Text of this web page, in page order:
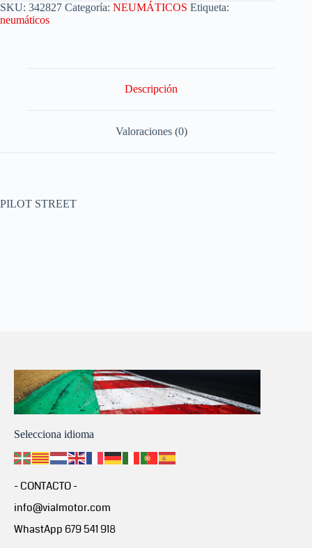
SKU: 342827 Categoría: NEUMÁTICOS Etiqueta:
neumáticos
Descripción
Valoraciones (0)
PILOT STREET
Selecciona idioma
- CONTACTO -
info@vialmotor.com
WhastApp 679 541 918